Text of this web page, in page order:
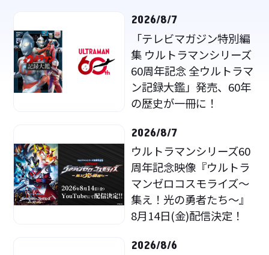
2026/8/7
「テレビマガジン特別編
集 ウルトラマンシリーズ
60周年記念 全ウルトラマ
ン記録大鑑」発売、60年
の歴史が一冊に！
2026/8/7
ウルトラマンシリーズ60
周年記念映像『ウルトラ
マンゼロコスモライズ～
集え！光の勇者たち～』
8月14日(金)配信決定！
2026/8/6